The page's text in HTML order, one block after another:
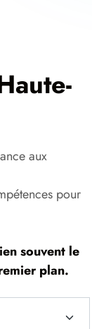
aux
pour
souvent le
plan.